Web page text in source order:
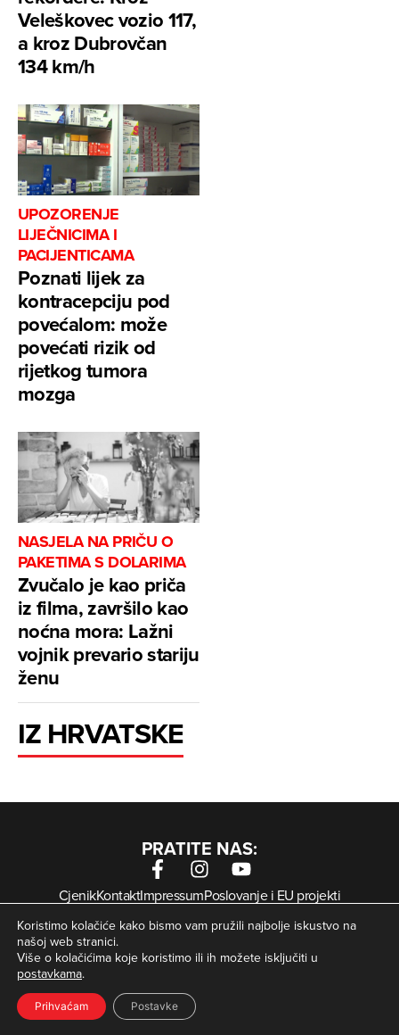
Veleškovec vozio 117,
a kroz Dubrovčan
134 km/h
UPOZORENJE
LIJEČNICIMA I
PACIJENTICAMA
Poznati lijek za
kontracepciju pod
povećalom: može
povećati rizik od
rijetkog tumora
mozga
NASJELA NA PRIČU O
PAKETIMA S DOLARIMA
Zvučalo je kao priča
iz filma, završilo kao
noćna mora: Lažni
vojnik prevario stariju
ženu
IZ HRVATSKE
PRATITE NAS:
CjenikKontaktImpressumPoslovanje i EU projekti
Arhiva digitalnih novina
Uvjeti korištenjaZaštita privatnosti
Kolačići
© Zagorje International – Sva prava pridržana | Developed
bykrMedia
Koristimo kolačiće kako bismo vam pružili najbolje iskustvo na
našoj web stranici.
Više o kolačićima koje koristimo ili ih možete isključiti u
postavkama.
Prihvaćam Postavke